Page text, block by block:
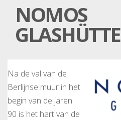
NOMOS
GLASHÜTTE
Na de val van de
Berlijnse muur in het
begin van de jaren
90 is het hart van de